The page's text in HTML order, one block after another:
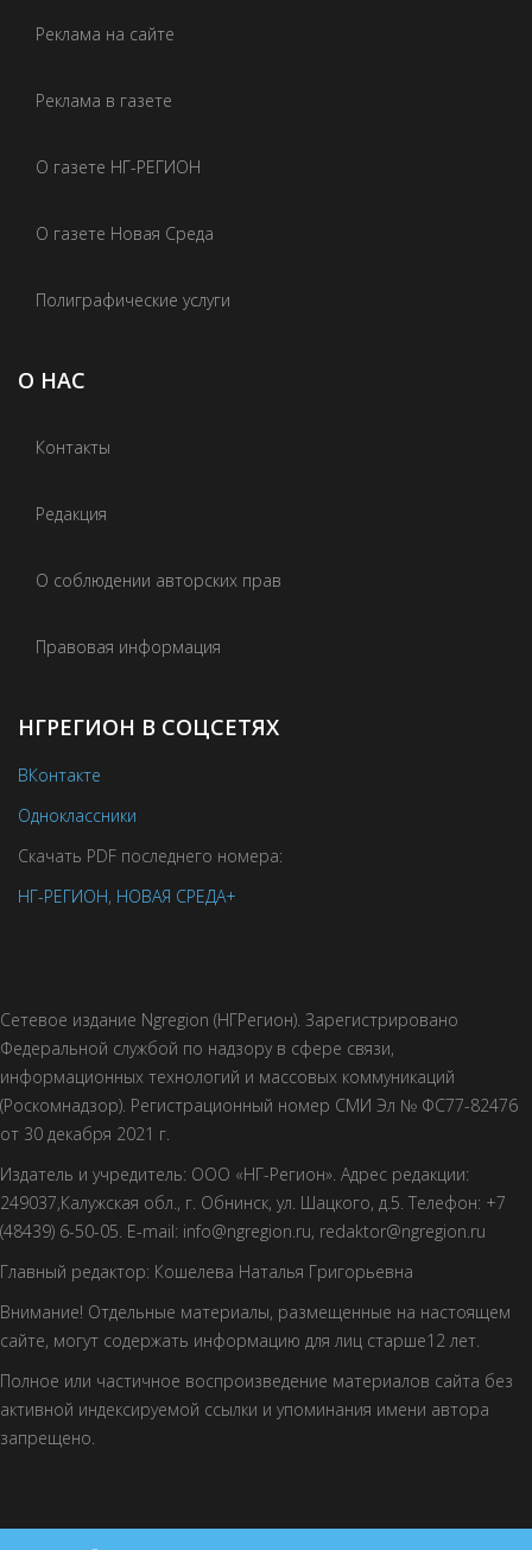
Реклама на сайте
Реклама в газете
О газете НГ-РЕГИОН
О газете Новая Среда
Полиграфические услуги
О НАС
Контакты
Редакция
О соблюдении авторских прав
Правовая информация
НГРЕГИОН В СОЦСЕТЯХ
ВКонтакте
Одноклассники
Скачать PDF последнего номера:
НГ-РЕГИОН, НОВАЯ СРЕДА+
Сетевое издание Ngregion (НГРегион). Зарегистрировано
Федеральной службой по надзору в сфере связи,
информационных технологий и массовых коммуникаций
(Роскомнадзор). Регистрационный номер СМИ Эл № ФС77-82476
от 30 декабря 2021 г.
Издатель и учредитель: ООО «НГ-Регион». Адрес редакции:
249037,Калужская обл., г. Обнинск, ул. Шацкого, д.5. Телефон: +7
(48439) 6-50-05. E-mail: info@ngregion.ru, redaktor@ngregion.ru
Главный редактор: Кошелева Наталья Григорьевна
Внимание! Отдельные материалы, размещенные на настоящем
сайте, могут содержать информацию для лиц старше12 лет.
Полное или частичное воспроизведение материалов сайта без
активной индексируемой ссылки и упоминания имени автора
запрещено.